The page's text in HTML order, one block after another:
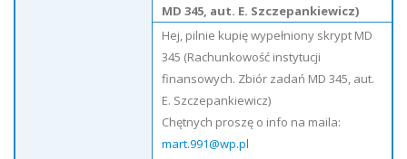
MD 345, aut. E. Szczepankiewicz)
Hej, pilnie kupię wypełniony skrypt MD
345 (Rachunkowość instytucji
finansowych. Zbiór zadań MD 345, aut.
E. Szczepankiewicz)
Chętnych proszę o info na maila:
mart.991@wp.pl